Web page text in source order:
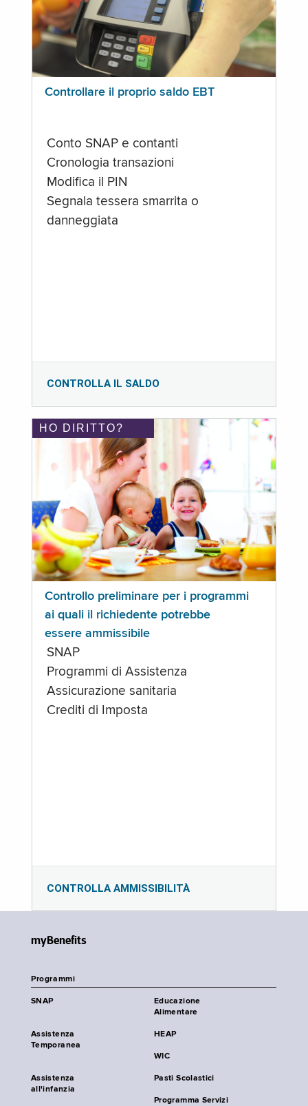
Controllare il proprio saldo EBT
Conto SNAP e contanti
Cronologia transazioni
Modifica il PIN
Segnala tessera smarrita o
danneggiata
CONTROLLA IL SALDO
HO DIRITTO?
Controllo preliminare per i programmi
ai quali il richiedente potrebbe
essere ammissibile
SNAP
Programmi di Assistenza
Assicurazione sanitaria
Crediti di Imposta
CONTROLLA AMMISSIBILITÀ
myBenefits
Programmi
SNAP
Educazione
Alimentare
Assistenza
Temporanea
HEAP
WIC
Assistenza
all'infanzia
Pasti Scolastici
Programma Servizi